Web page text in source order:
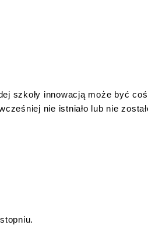
szkoły innowacją może być
nie istniało lub nie